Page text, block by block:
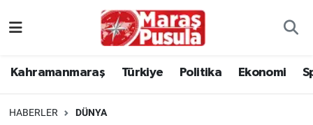
Kahramanmaraş Türkiye Politika Ekonomi
HABERLER DÜNYA